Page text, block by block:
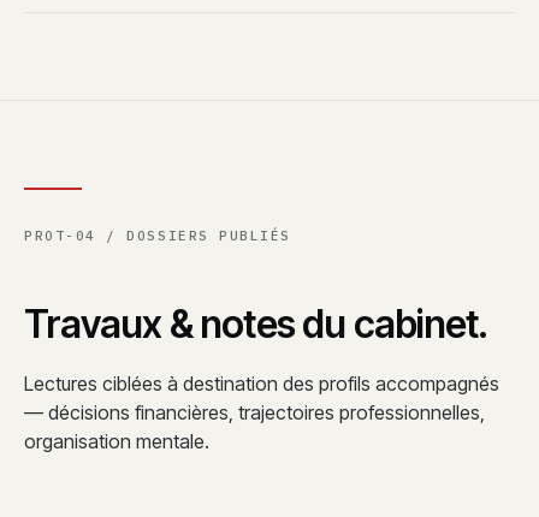
PROT-04 / DOSSIERS PUBLIÉS
Travaux & notes du cabinet.
Lectures ciblées à destination des profils accompagnés
— décisions financières, trajectoires professionnelles,
organisation mentale.